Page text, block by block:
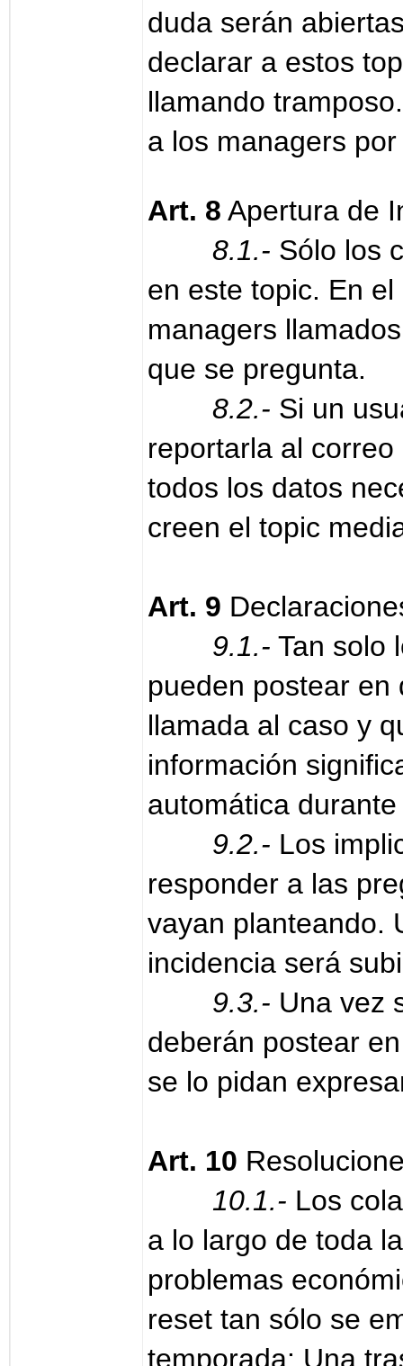
duda serán
declarar a estos
llamando
a los managers
Art. 8 Apertura de
8.1.- Sólo los
en este topic. En
managers
que se pregunta.
8.2.- Si un
reportarla al
todos los datos
creen el topic
Art. 9
9.1.- Tan solo
pueden postear en
llamada al caso y
información
automática
9.2.- Los
responder a las
vayan planteando.
incidencia será
9.3.- Una vez
deberán postear
se lo pidan
Art. 10
10.1.- Los
a lo largo de toda
problemas
reset tan sólo se
temporada: Una